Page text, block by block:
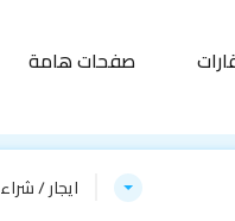
صفحات هامة
ايجار / شراء